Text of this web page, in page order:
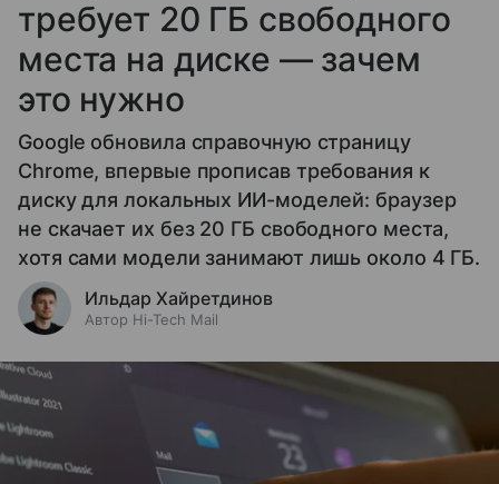
требует 20 ГБ свободного
места на диске — зачем
это нужно
Google обновила справочную страницу
Chrome, впервые прописав требования к
диску для локальных ИИ-моделей: браузер
не скачает их без 20 ГБ свободного места,
хотя сами модели занимают лишь около 4 ГБ.
Ильдар Хайретдинов
Автор Hi-Tech Mail